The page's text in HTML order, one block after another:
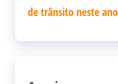
de trânsito neste ano